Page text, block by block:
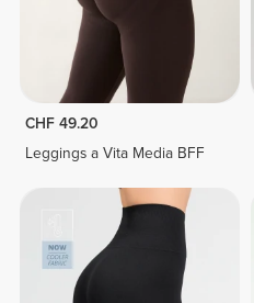
CHF 49.20
Leggings a Vita Media BFF